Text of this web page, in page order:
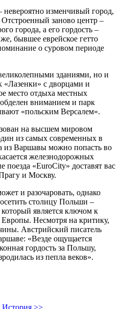
изменчивый город,
заново центр –
города, а его гордость –
бывшее еврейское гетто
о суровом периоде
зданиями, но и
с дворцами и
место отдыха местных
вниманием и парк
«польским Версалем».
на высшем мировом
из самых современных в
из Варшавы можно попасть во
железнодорожных
поезда «EuroCity» доставят вас
и Москву.
и разочаровать, однако
столицу Польши –
является ключом к
Несмотря на критику,
Австрийский писатель
«Везде ощущается
гордость за Польшу,
из пепла веков».
История >>